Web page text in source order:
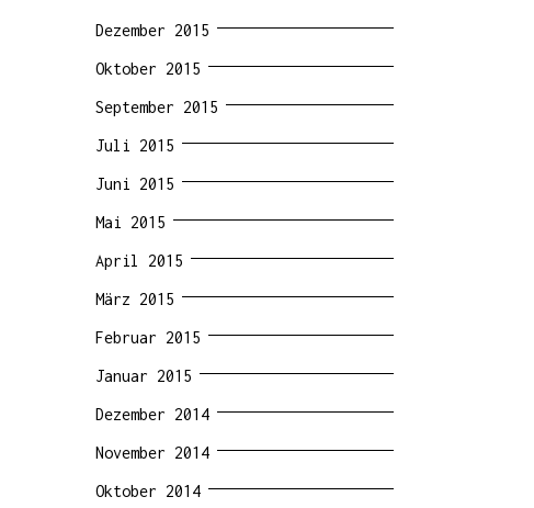
Dezember 2015
Oktober 2015
September 2015
Juli 2015
Juni 2015
Mai 2015
April 2015
März 2015
Februar 2015
Januar 2015
Dezember 2014
November 2014
Oktober 2014